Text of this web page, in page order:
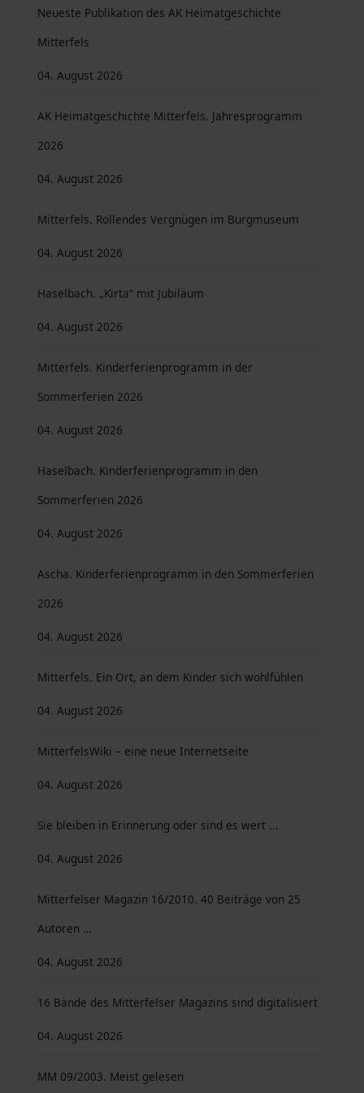
Neueste Publikation des AK Heimatgeschichte
Mitterfels
04. August 2026
AK Heimatgeschichte Mitterfels. Jahresprogramm
2026
04. August 2026
Mitterfels. Rollendes Vergnügen im Burgmuseum
04. August 2026
Haselbach. „Kirta“ mit Jubiläum
04. August 2026
Mitterfels. Kinderferienprogramm in der
Sommerferien 2026
04. August 2026
Haselbach. Kinderferienprogramm in den
Sommerferien 2026
04. August 2026
Ascha. Kinderferienprogramm in den Sommerferien
2026
04. August 2026
Mitterfels. Ein Ort, an dem Kinder sich wohlfühlen
04. August 2026
MitterfelsWiki – eine neue Internetseite
04. August 2026
Sie bleiben in Erinnerung oder sind es wert ...
04. August 2026
Mitterfelser Magazin 16/2010. 40 Beiträge von 25
Autoren …
04. August 2026
16 Bände des Mitterfelser Magazins sind digitalisiert
04. August 2026
MM 09/2003. Meist gelesen